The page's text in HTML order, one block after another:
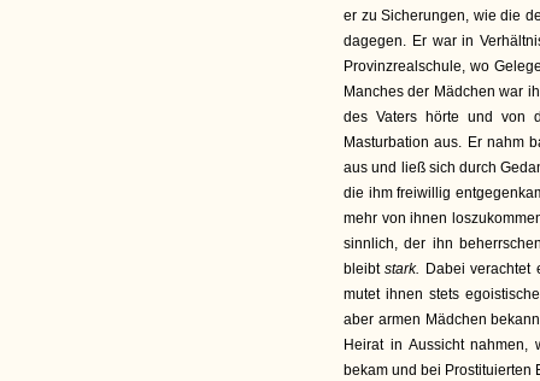
er zu Sicherungen, wie die
dagegen. Er war in
Provinzrealschule, wo
Manches der Mädchen war
des Vaters hörte und von
Masturbation aus. Er nahm
aus und ließ sich durch
die ihm freiwillig
mehr von ihnen
sinnlich, der ihn
bleibtstark. Dabei verachtet
mutet ihnen stets
aber armen Mädchen
Heirat in Aussicht
bekam und bei Prostituierten